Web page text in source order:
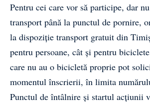
Pentru cei care vor să participe, dar
transport până la punctul de pornire,
la dispoziție transport gratuit din
pentru persoane, cât și pentru
care nu au o bicicletă proprie pot
momentul înscrierii, în limita
Punctul de întâlnire și startul acțiunii